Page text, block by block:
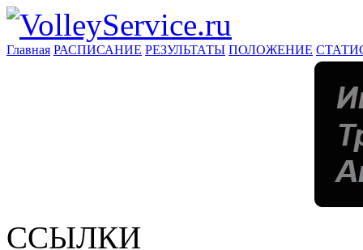
Главная РАСПИСАНИЕ РЕЗУЛЬТАТЫ ПОЛОЖЕНИЕ
ССЫЛКИ